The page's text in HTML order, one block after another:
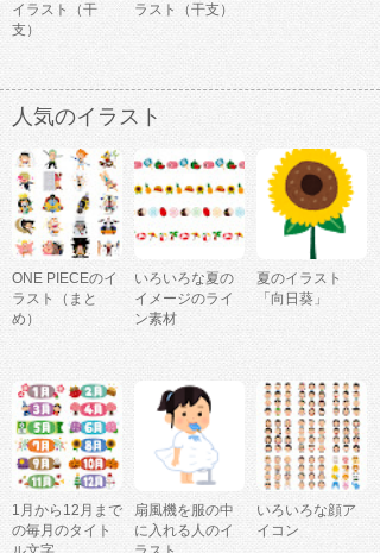
イラスト（干
支）
ラスト（干支）
人気のイラスト
ONE PIECEのイ
ラスト（まと
め）
いろいろな夏の
イメージのライ
ン素材
夏のイラスト
「向日葵」
1月から12月まで
の毎月のタイト
扇風機を服の中
に入れる人のイ
いろいろな顔ア
イコン